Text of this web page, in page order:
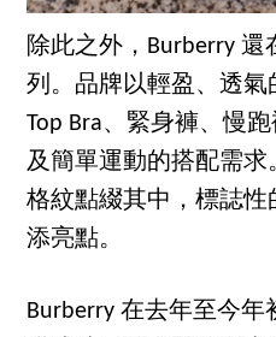
除此之外，Burberry
列。品牌以輕盈、透
Top Bra、緊身褲、慢
及簡單運動的搭配需求
格紋點綴其中，標誌
添亮點。
Burberry 在去年至今